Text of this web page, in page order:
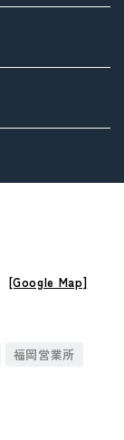
[Google Map]
福岡営業所